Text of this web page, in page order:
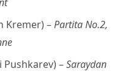
Kremer) –Partita No.2,
–Saraydan